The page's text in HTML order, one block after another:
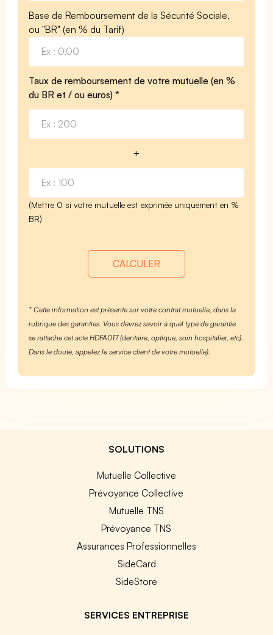
Base de Remboursement de la Sécurité Sociale,
ou "BR" (en % du Tarif)
Taux de remboursement de votre mutuelle (en %
du BR et / ou euros) *
+
(Mettre 0 si votre mutuelle est exprimée uniquement en %
BR)
CALCULER
* Cette information est présente sur votre contrat mutuelle, dans la
rubrique des garanties. Vous devrez savoir à quel type de garantie
se rattache cet acte HDFA017 (dentaire, optique, soin hospitalier, etc).
Dans le doute, appelez le service client de votre mutuelle).
SOLUTIONS
Mutuelle Collective
Prévoyance Collective
Mutuelle TNS
Prévoyance TNS
Assurances Professionnelles
SideCard
SideStore
SERVICES ENTREPRISE